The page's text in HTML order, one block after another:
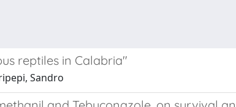
reptiles in Calabria"
Sandro